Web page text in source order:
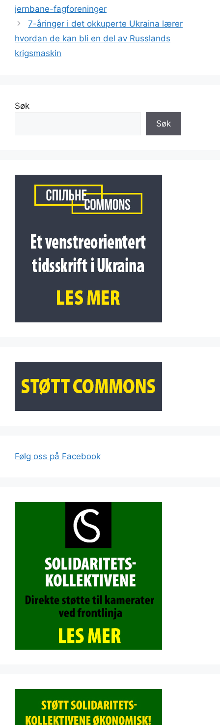
jernbane-fagforeninger
7-åringer i det okkuperte Ukraina lærer
hvordan de kan bli en del av Russlands
krigsmaskin
Søk
Søk
Følg oss på Facebook